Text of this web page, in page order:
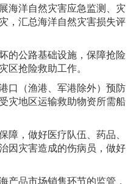
海洋自然灾害应急监测、灾
，汇总海洋自然灾害损失评
的公路基础设施，保障抢险
区抢险救助工作。
口（渔港、军港除外）预防
灾地区运输救助物资所需船
，做好医疗队伍、药品、
因灾害造成的伤病员，做好
产品市场销售环节的监管，